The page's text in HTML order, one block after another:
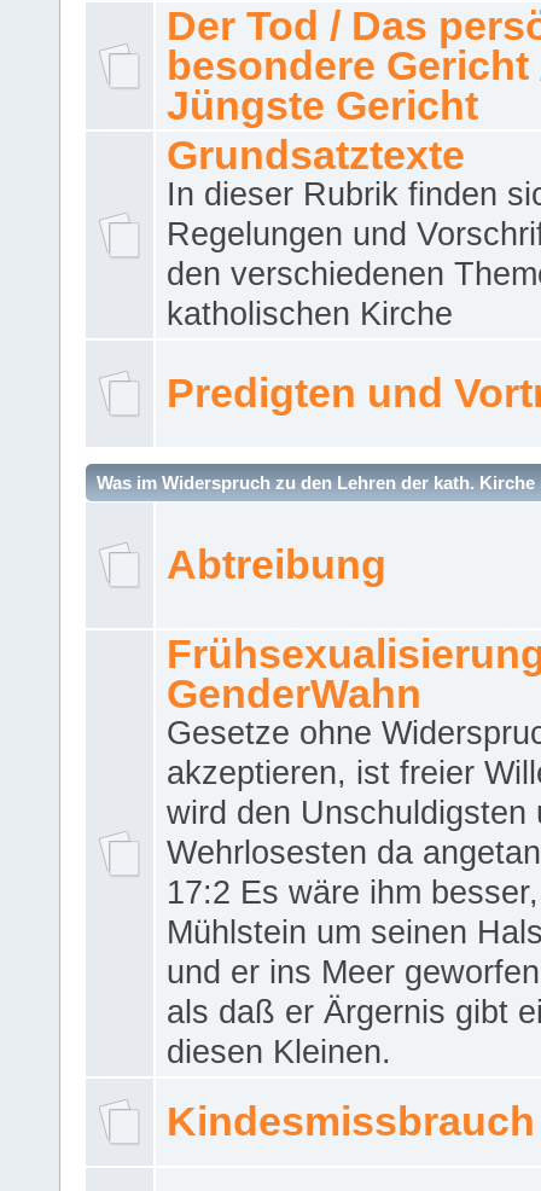
Der Tod / Das
besondere Gericht
Jüngste Gericht
Grundsatztexte
In dieser Rubrik finden
Regelungen und
den verschiedenen
katholischen Kirche
Predigten und
Was im Widerspruch zu den Lehren der kath. Kirche
Abtreibung
GenderWahn
Gesetze ohne
akzeptieren, ist freier
wird den Unschuldigsten
Wehrlosesten da
17:2 Es wäre ihm
Mühlstein um seinen
und er ins Meer
als daß er Ärgernis gibt
diesen Kleinen.
Kindesmissbrauch